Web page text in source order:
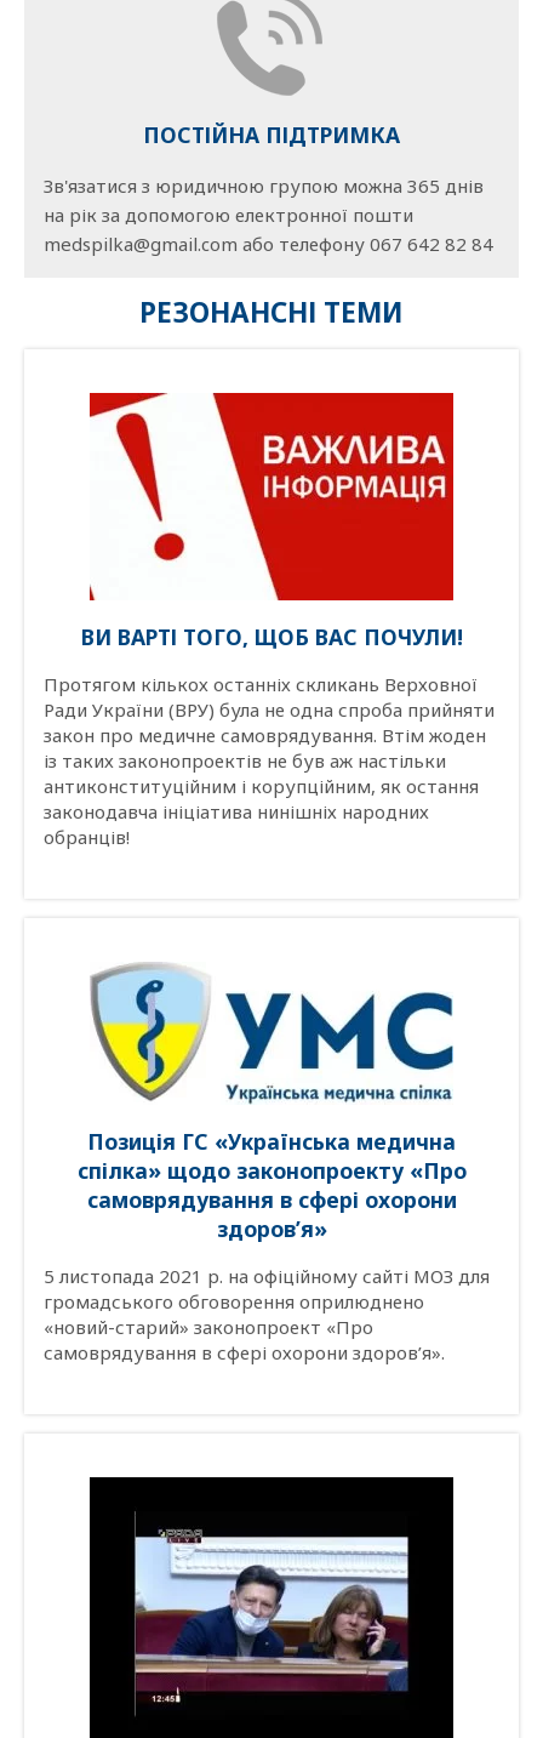
ПОСТІЙНА ПІДТРИМКА
Зв'язатися з юридичною групою можна 365 днів
на рік за допомогою електронної пошти
medspilka@gmail.com або телефону 067 642 82 84
РЕЗОНАНСНІ ТЕМИ
ВИ ВАРТІ ТОГО, ЩОБ ВАС ПОЧУЛИ!
Протягом кількох останніх скликань Верховної
Ради України (ВРУ) була не одна спроба прийняти
закон про медичне самоврядування. Втім жоден
із таких законопроектів не був аж настільки
антиконституційним і корупційним, як остання
законодавча ініціатива нинішніх народних
обранців!
Позиція ГС «Українська медична
спілка» щодо законопроекту «Про
самоврядування в сфері охорони
здоров’я»
5 листопада 2021 р. на офіційному сайті МОЗ для
громадського обговорення оприлюднено
«новий-старий» законопроект «Про
самоврядування в сфері охорони здоров’я».